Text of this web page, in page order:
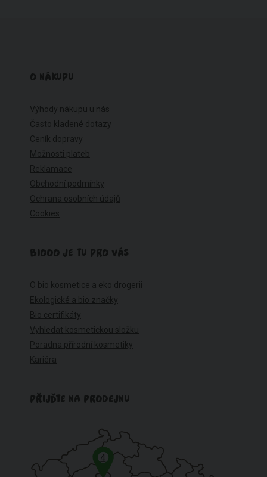
O NÁKUPU
Výhody nákupu u nás
Často kladené dotazy
Ceník dopravy
Možnosti plateb
Reklamace
Obchodní podmínky
Ochrana osobních údajů
Cookies
BIOOO JE TU PRO VÁS
O bio kosmetice a eko drogerii
Ekologické a bio značky
Bio certifikáty
Vyhledat kosmetickou složku
Poradna přírodní kosmetiky
Kariéra
PŘIJĎTE NA PRODEJNU
4